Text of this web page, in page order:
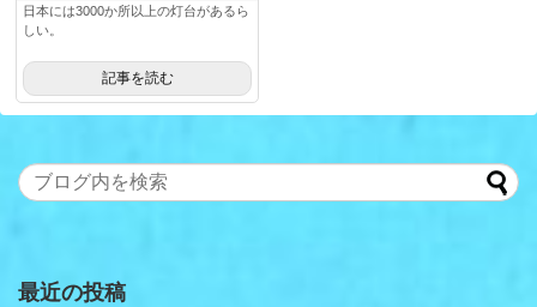
日本には3000か所以上の灯台があるら
しい。
記事を読む
最近の投稿